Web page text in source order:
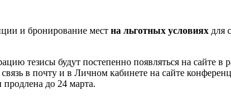
и бронирование мест на льготных условиях для
тезисы будут постепенно появляться на сайте в
в почту и в Личном кабинете на сайте
продлена до 24 марта.